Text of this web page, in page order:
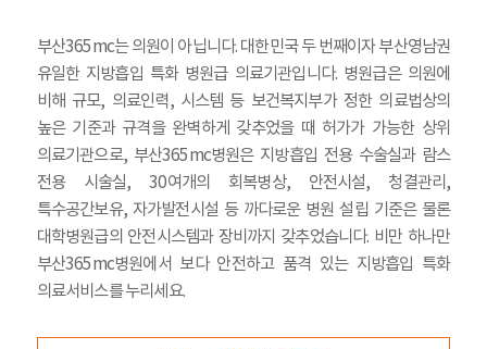
부산365mc는 의원이 아닙니다. 대한민국 두 번째이자 부산영남권
유일한 지방흡입 특화 병원급 의료기관입니다. 병원급은 의원에
비해 규모, 의료인력, 시스템 등 보건복지부가 정한 의료법상의
높은 기준과 규격을 완벽하게 갖추었을 때 허가가 가능한 상위
의료기관으로, 부산365mc병원은 지방흡입 전용 수술실과 람스
전용 시술실, 30여개의 회복병상, 안전시설, 청결관리,
특수공간보유, 자가발전시설 등 까다로운 병원 설립 기준은 물론
대학병원급의 안전시스템과 장비까지 갖추었습니다. 비만 하나만
부산365mc병원에서 보다 안전하고 품격 있는 지방흡입 특화
의료서비스를 누리세요.